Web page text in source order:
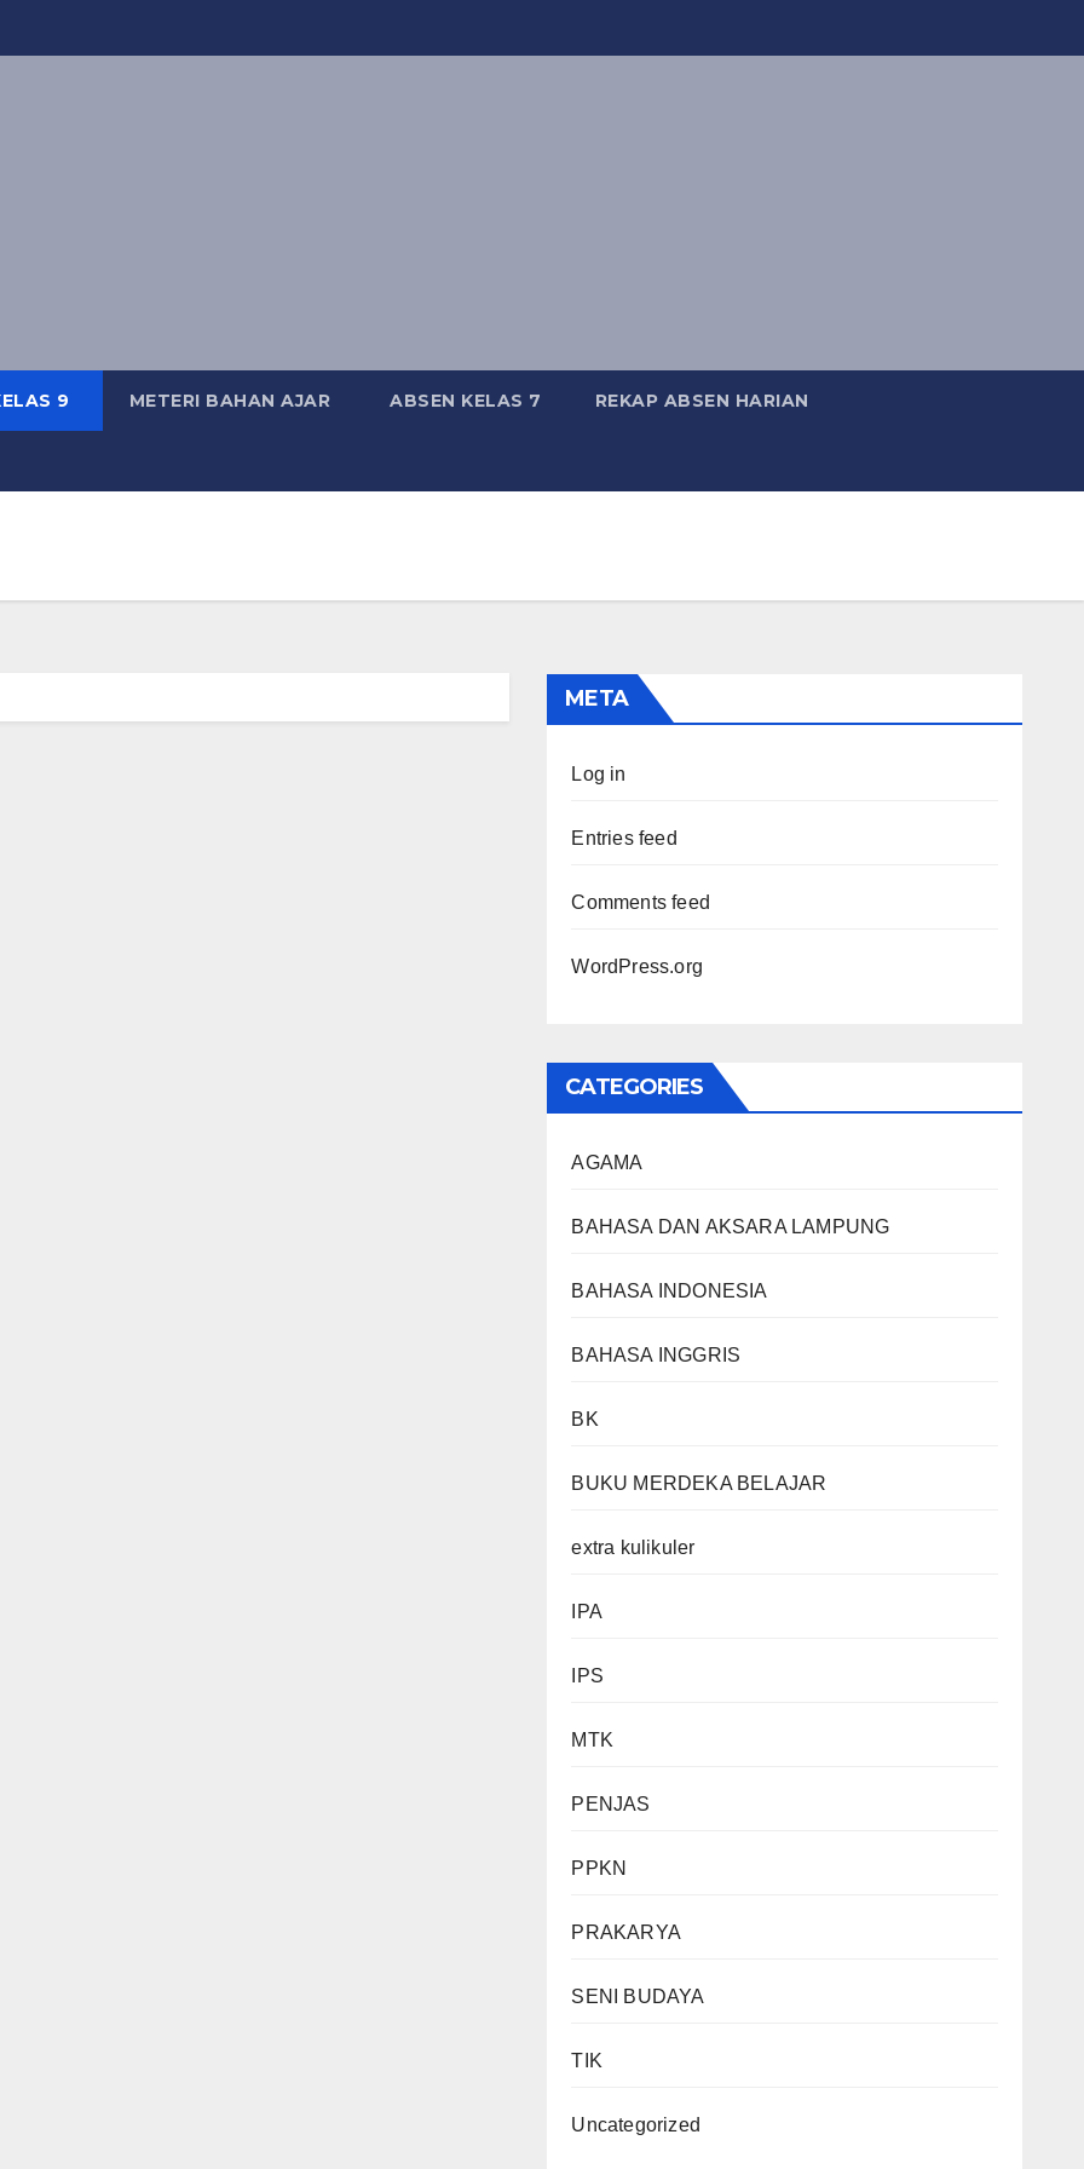
9 METERI BAHAN AJAR ABSEN KELAS 7 REKAP ABSEN HARIAN
META
Log in
Entries feed
Comments feed
WordPress.org
CATEGORIES
AGAMA
BAHASA DAN AKSARA LAMPUNG
BAHASA INDONESIA
BAHASA INGGRIS
BK
BUKU MERDEKA BELAJAR
extra kulikuler
IPA
IPS
MTK
PENJAS
PPKN
PRAKARYA
SENI BUDAYA
TIK
Uncategorized